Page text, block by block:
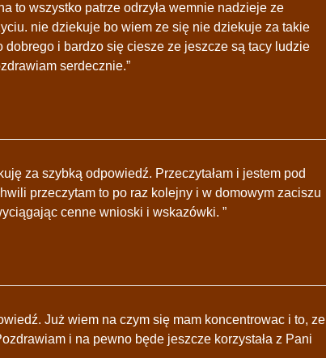
to wszystko patrze odrzyła wemnie nadzieje ze
nie dziekuje bo wiem ze się nie dziekuje za takie
i bardzo się ciesze ze jeszcze są tacy ludzie
serdecznie.”
za szybką odpowiedź. Przeczytałam i jestem pod
przeczytam to po raz kolejny i w domowym zaciszu
cenne wnioski i wskazówki. ”
Już wiem na czym się mam koncentrowac i to, ze
i na pewno będe jeszcze korzystała z Pani